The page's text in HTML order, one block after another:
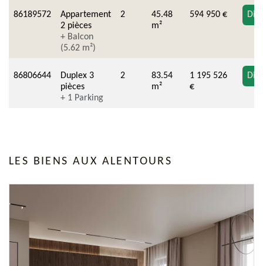
86189572
Appartement
2 pièces
+ Balcon
(5.62 m²)
2
45.48
m²
594 950 €
86806644
Duplex 3
pièces
+ 1 Parking
2
83.54
m²
1 195 526
€
LES BIENS AUX ALENTOURS